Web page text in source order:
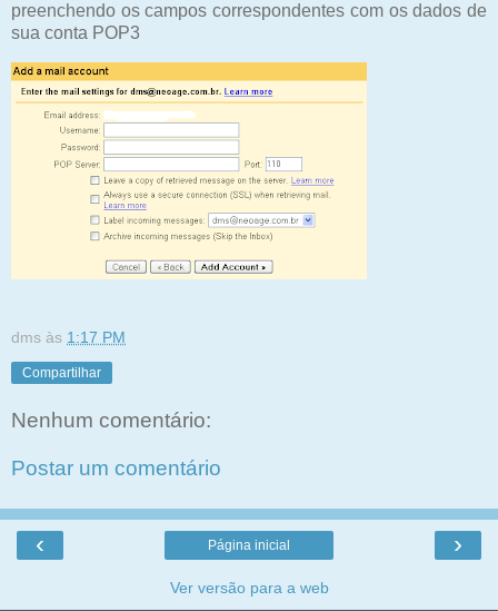
preenchendo os campos correspondentes com os dados de
sua conta POP3
dms às 1:17 PM
Compartilhar
Nenhum comentário:
Postar um comentário
‹ ›
Página inicial
Ver versão para a web